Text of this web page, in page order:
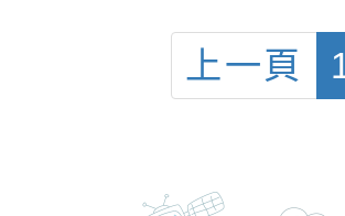
「櫻桃小丸
檢送桃園市
字稿及LCD
轉知國立臺
知能研習」
字稿
函轉國立臺
上一頁